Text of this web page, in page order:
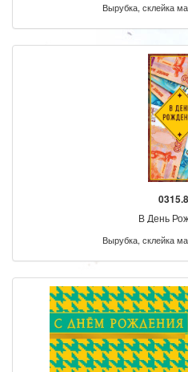
Вырубка, склейка
В День
Вырубка, склейка